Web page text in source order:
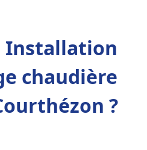
Installation
chaudière
?